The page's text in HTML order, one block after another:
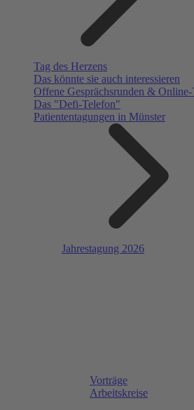
Tag des Herzens
Das könnte sie auch interessieren
Offene Gesprächsrunden & Online-
Das "Defi-Telefon"
Patiententagungen in Münster
Jahrestagung 2026
Vorträge
Arbeitskreise